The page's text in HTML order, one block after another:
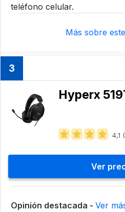
teléfono celular.
Más sobre
3
Hyperx
4,1
Ver
Opinión destacada - Ver